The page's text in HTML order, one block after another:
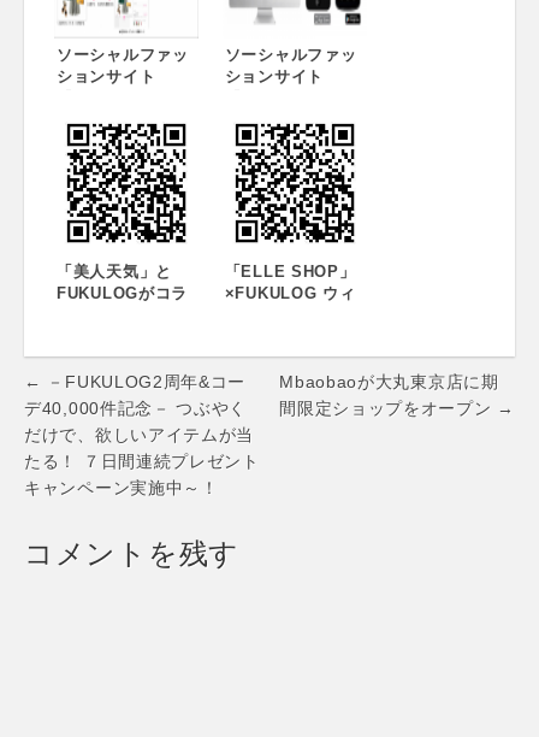
わせたコーディネ
開催
ソーシャルファッ
ションサイト
SHOP トップペー
ジにコーディネー
ト機能を提供
ソーシャルファッ
ションサイト
トロニックポップ
ユニット『LIL』ボ
ー カル「ucio」が
ミュージックビデ
オで着用するコー
ディネートをコン
「美人天気」と
FUKULOGがコラ
をアプリでチェッ
ク！
「ELLE SHOP」
×FUKULOG ウィ
ト！！ － BEST
STYLISTにはス­タ
イルブックと３万
円分のELLE
SHOP商品をプレ
ゼント！
Post
navigation
← －FUKULOG2周年&コー
デ40,000件記念－ つぶやく
だけで、欲しいアイテムが当
たる！ ７日間連続プレゼント
キャンペーン実施中～！
Mbaobaoが大丸東京店に期
間限定ショップをオープン →
コメントを残す